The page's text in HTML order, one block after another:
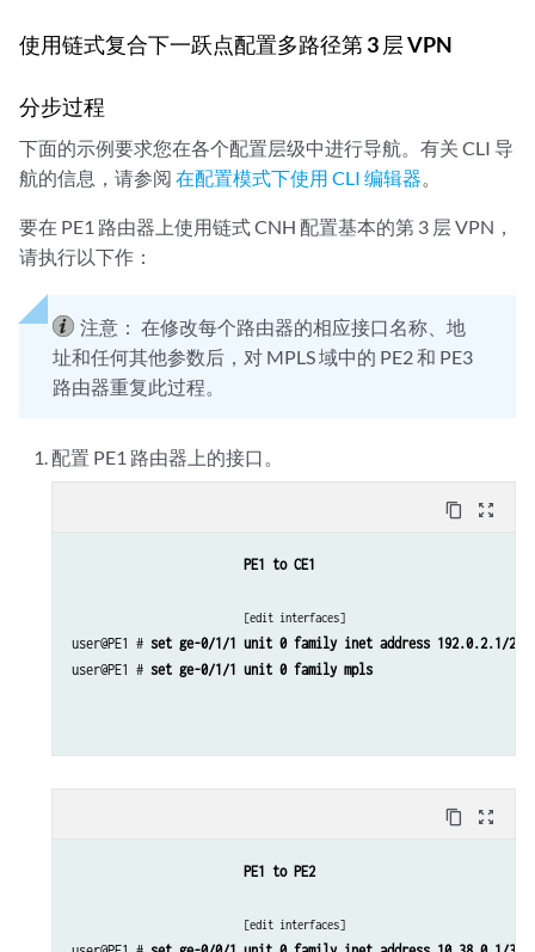
set routing-instances vpn-a protocols bgp group CE
set protocols mpls interface 10.38.0.18/30
set protocols bgp group PEs family inet unicast
set protocols bgp group PEs neighbor 10.255.104.133
set protocols bgp group PEs neighbor 10.255.104.134
set protocols ospf area 0.0.0.0 interface all
set protocols ospf area 0.0.0.0 interface fxp0.0
set protocols ospf area 0.0.0.0 interface lo0.0
set protocols bgp group PE peer-as 200
set protocols bgp group PE neighbor 192.0.2.4
set protocols bgp group PE neighbor 192.0.2.5
set routing-options autonomous-system 300
使用链式复合下一跃点配置多路径第 3 层 VPN
分步过程
下面的示例要求您在各个配置层级中进行导航。有关 CLI 导
航的信息，请参阅 在配置模式下使用 CLI 编辑器。
要在 PE1 路由器上使用链式 CNH 配置基本的第 3 层 VPN，
请执行以下作：
注意： 在修改每个路由器的相应接口名称、地
址和任何其他参数后，对 MPLS 域中的 PE2 和 PE3
路由器重复此过程。
配置 PE1 路由器上的接口。
content_copy zoom_out_map
PE1 to CE1
[edit interfaces]
user@PE1 # set ge-0/1/1 unit 0 family inet address 192.0.2.1/24
user@PE1 # set ge-0/1/1 unit 0 family mpls
content_copy zoom_out_map
PE1 to PE2
[edit interfaces]